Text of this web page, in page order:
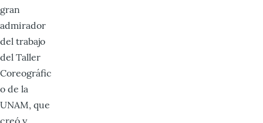
gran
admirador
del trabajo
del Taller
Coreográfic
o de la
UNAM, que
creó y